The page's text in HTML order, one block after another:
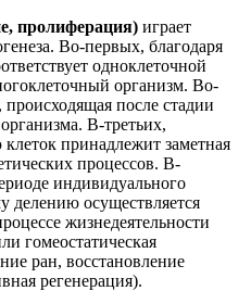
пролиферация) играет
Во-первых, благодаря
одноклеточной
организм. Во-
после стадии
В-третьих,
принадлежит заметная
процессов. В-
индивидуального
делению осуществляется
жизнедеятельности
гомеостатическая
ран, восстановление
регенерация).